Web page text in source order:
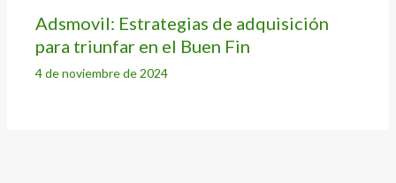
Adsmovil: Estrategias de adquisición
para triunfar en el Buen Fin
4 de noviembre de 2024